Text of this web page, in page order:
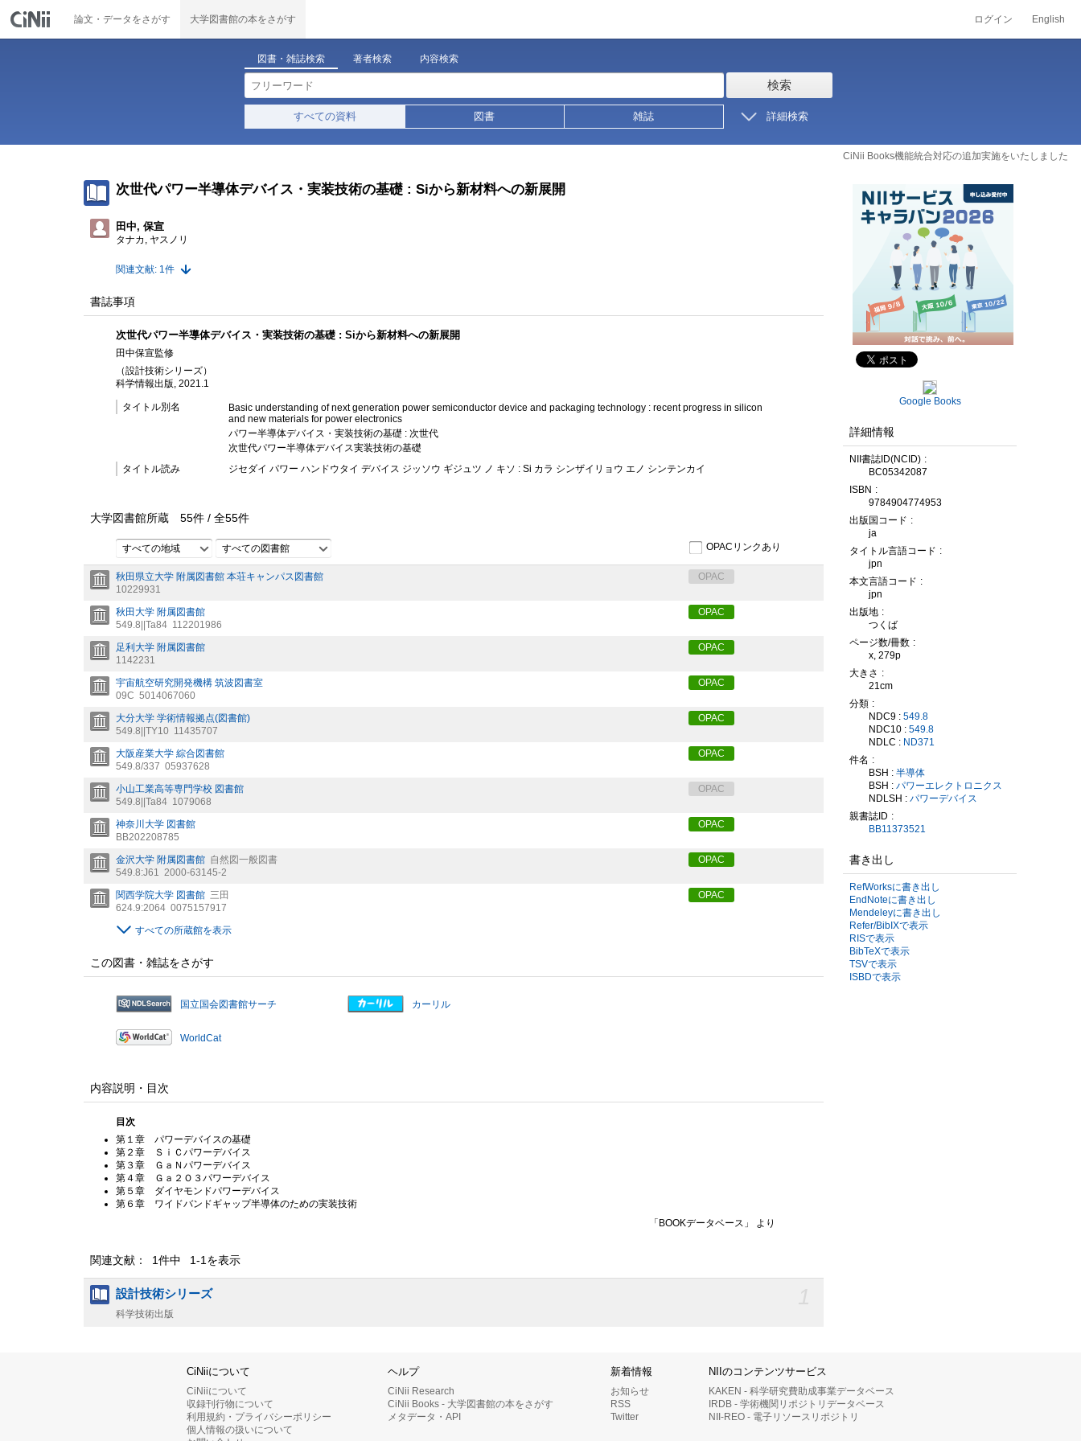
論文・データをさがす 大学図書館の本をさがす ログイン English
図書・雑誌検索 著者検索 内容検索
検索
すべての資料 図書 雑誌 詳細検索
CiNii Books機能統合対応の追加実施をいたしました
次世代パワー半導体デバイス・実装技術の基礎 : Siから新材料への新展開
田中, 保宣
タナカ, ヤスノリ
関連文献: 1件
書誌事項
次世代パワー半導体デバイス・実装技術の基礎 : Siから新材料への新展開
田中保宣監修
（設計技術シリーズ）
科学情報出版, 2021.1
タイトル別名
Basic understanding of next generation power semiconductor device and packaging technology : recent progress in silicon
and new materials for power electronics
パワー半導体デバイス・実装技術の基礎 : 次世代
次世代パワー半導体デバイス実装技術の基礎
タイトル読み
ジセダイ パワー ハンドウタイ デバイス ジッソウ ギジュツ ノ キソ : Si カラ シンザイリョウ エノ シンテンカイ
大学図書館所蔵 55件 / 全55件
すべての地域 すべての図書館 OPACリンクあり
秋田県立大学 附属図書館 本荘キャンパス図書館
10229931
OPAC
秋田大学 附属図書館
549.8||Ta84 112201986
OPAC
足利大学 附属図書館
1142231
OPAC
宇宙航空研究開発機構 筑波図書室
09C 5014067060
OPAC
大分大学 学術情報拠点(図書館)
549.8||TY10 11435707
OPAC
大阪産業大学 綜合図書館
549.8/337 05937628
OPAC
小山工業高等専門学校 図書館
549.8||Ta84 1079068
OPAC
神奈川大学 図書館
BB202208785
OPAC
金沢大学 附属図書館 自然図一般図書
549.8:J61 2000-63145-2
OPAC
関西学院大学 図書館 三田
624.9:2064 0075157917
OPAC
すべての所蔵館を表示
この図書・雑誌をさがす
国立国会図書館サーチ カーリル
WorldCat
内容説明・目次
目次
第１章 パワーデバイスの基礎
第２章 ＳｉＣパワーデバイス
第３章 ＧａＮパワーデバイス
第４章 Ｇａ２Ｏ３パワーデバイス
第５章 ダイヤモンドパワーデバイス
第６章 ワイドバンドギャップ半導体のための実装技術
「BOOKデータベース」 より
関連文献： 1件中 1-1を表示
設計技術シリーズ
科学技術出版
Google Books
詳細情報
NII書誌ID(NCID)
BC05342087
ISBN
9784904774953
出版国コード
ja
タイトル言語コード
jpn
本文言語コード
jpn
出版地
つくば
ページ数/冊数
x, 279p
大きさ
21cm
分類
NDC9 : 549.8
NDC10 : 549.8
NDLC : ND371
件名
BSH : 半導体
BSH : パワーエレクトロニクス
NDLSH : パワーデバイス
親書誌ID
BB11373521
書き出し
RefWorksに書き出し
EndNoteに書き出し
Mendeleyに書き出し
Refer/BibIXで表示
RISで表示
BibTeXで表示
TSVで表示
ISBDで表示
CiNiiについて
CiNiiについて
収録刊行物について
利用規約・プライバシーポリシー
個人情報の扱いについて
ヘルプ
CiNii Research
CiNii Books - 大学図書館の本をさがす
メタデータ・API
新着情報
お知らせ
RSS
Twitter
NIIのコンテンツサービス
KAKEN - 科学研究費助成事業データベース
IRDB - 学術機関リポジトリデータベース
NII-REO - 電子リソースリポジトリ